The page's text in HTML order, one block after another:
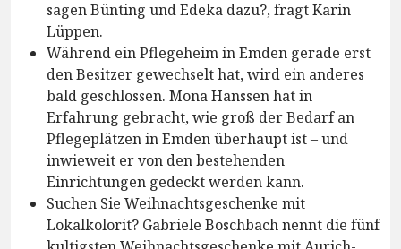
sagen Bünting und Edeka dazu?, fragt Karin
Lüppen.
Während ein Pflegeheim in Emden gerade erst
den Besitzer gewechselt hat, wird ein anderes
bald geschlossen. Mona Hanssen hat in
Erfahrung gebracht, wie groß der Bedarf an
Pflegeplätzen in Emden überhaupt ist – und
inwieweit er von den bestehenden
Einrichtungen gedeckt werden kann.
Suchen Sie Weihnachtsgeschenke mit
Lokalkolorit? Gabriele Boschbach nennt die fünf